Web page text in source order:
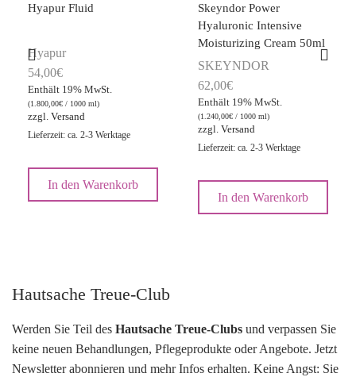
Hyapur Fluid
Hyapur
54,00€
Enthält 19% MwSt.
(1.800,00€ / 1000 ml)
zzgl. Versand
Lieferzeit: ca. 2-3 Werktage
In den Warenkorb
Skeyndor Power
Hyaluronic Intensive
Moisturizing Cream 50ml
SKEYNDOR
62,00€
Enthält 19% MwSt.
(1.240,00€ / 1000 ml)
zzgl. Versand
Lieferzeit: ca. 2-3 Werktage
In den Warenkorb
Hautsache Treue-Club
Werden Sie Teil des Hautsache Treue-Clubs und verpassen Sie
keine neuen Behandlungen, Pflegeprodukte oder Angebote. Jetzt
Newsletter abonnieren und mehr Infos erhalten. Keine Angst: Sie